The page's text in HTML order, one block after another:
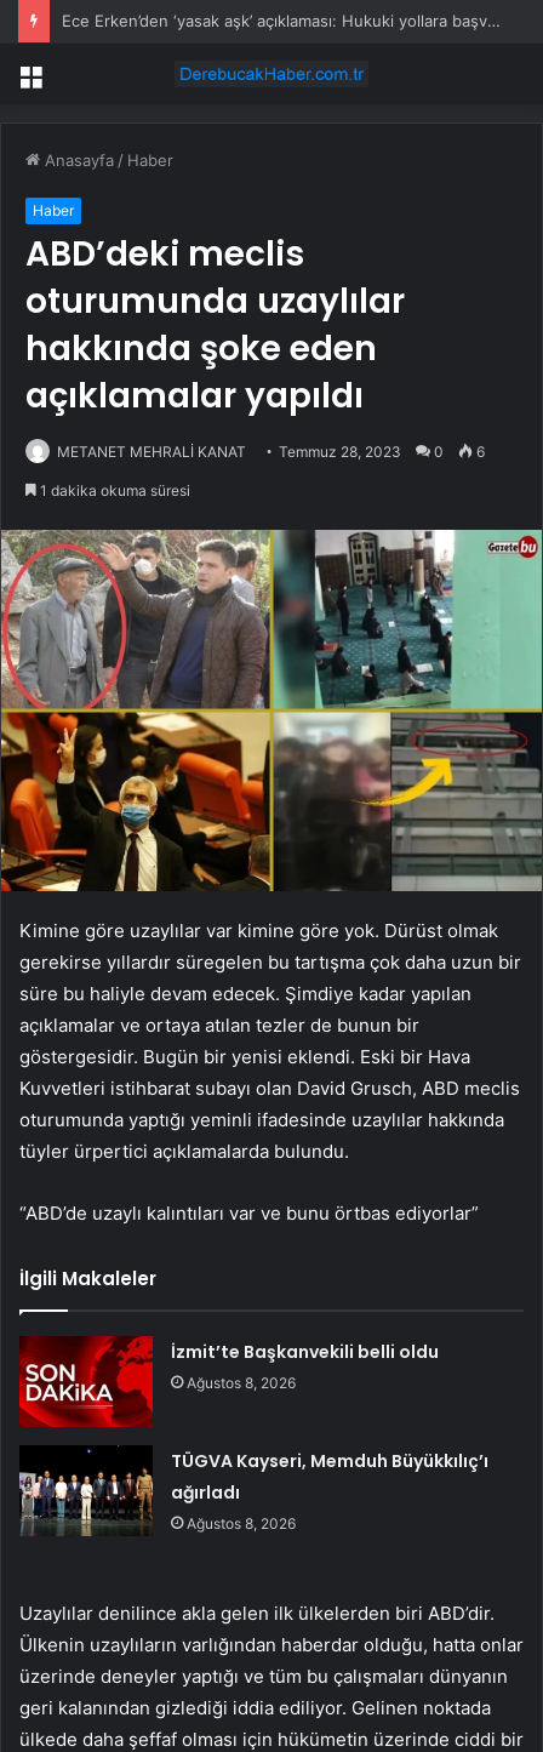
Ece Erken’den ‘yasak aşk’ açıklaması: Hukuki yollara başvuruyor
Menü
Anasayfa / Haber
Haber
ABD’deki meclis
oturumunda uzaylılar
hakkında şoke eden
açıklamalar yapıldı
METANET MEHRALİ KANAT Temmuz 28, 2023 0 6
1 dakika okuma süresi
Kimine göre uzaylılar var kimine göre yok. Dürüst olmak
gerekirse yıllardır süregelen bu tartışma çok daha uzun bir
süre bu haliyle devam edecek. Şimdiye kadar yapılan
açıklamalar ve ortaya atılan tezler de bunun bir
göstergesidir. Bugün bir yenisi eklendi. Eski bir Hava
Kuvvetleri istihbarat subayı olan David Grusch, ABD meclis
oturumunda yaptığı yeminli ifadesinde uzaylılar hakkında
tüyler ürpertici açıklamalarda bulundu.
“ABD’de uzaylı kalıntıları var ve bunu örtbas ediyorlar”
İlgili Makaleler
İzmit’te Başkanvekili belli oldu
Ağustos 8, 2026
TÜGVA Kayseri, Memduh Büyükkılıç’ı
ağırladı
Ağustos 8, 2026
Uzaylılar denilince akla gelen ilk ülkelerden biri ABD’dir.
Ülkenin uzaylıların varlığından haberdar olduğu, hatta onlar
üzerinde deneyler yaptığı ve tüm bu çalışmaları dünyanın
geri kalanından gizlediği iddia ediliyor. Gelinen noktada
ülkede daha şeffaf olması için hükümetin üzerinde ciddi bir